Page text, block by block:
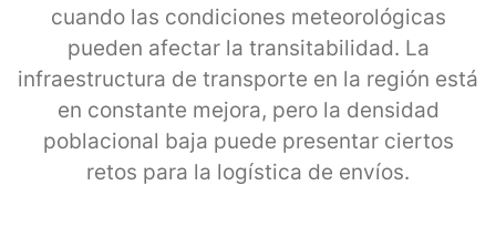
cuando las condiciones meteorológicas
pueden afectar la transitabilidad. La
infraestructura de transporte en la región está
en constante mejora, pero la densidad
poblacional baja puede presentar ciertos
retos para la logística de envíos.